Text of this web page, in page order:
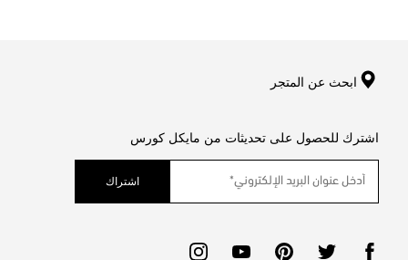
ابحث عن المتجر
اشترك للحصول على تحديثات من مايكل كورس
اشتراك